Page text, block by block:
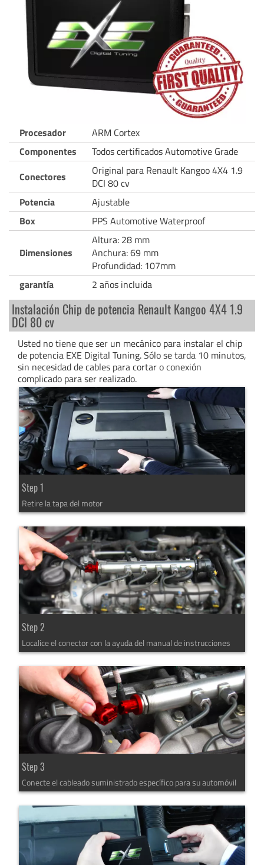
Procesador
ARM Cortex
Componentes
Todos certificados Automotive Grade
Conectores
Original para Renault Kangoo 4X4 1.9
DCI 80 cv
Potencia
Ajustable
Box
PPS Automotive Waterproof
Dimensiones
Altura: 28 mm
Anchura: 69 mm
Profundidad: 107mm
garantía
2 años incluida
Instalación Chip de potencia Renault Kangoo 4X4 1.9
DCI 80 cv
Usted no tiene que ser un mecánico para instalar el chip
de potencia EXE Digital Tuning. Sólo se tarda 10 minutos,
sin necesidad de cables para cortar o conexión
complicado para ser realizado.
Step 1
Retire la tapa del motor
Step 2
Localice el conector con la ayuda del manual de instrucciones
Step 3
Conecte el cableado suministrado específico para su automóvil